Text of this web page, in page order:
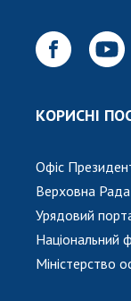
КОРИСНІ
Офіс
Верховна Рада
Урядовий
Національний
Міністерство